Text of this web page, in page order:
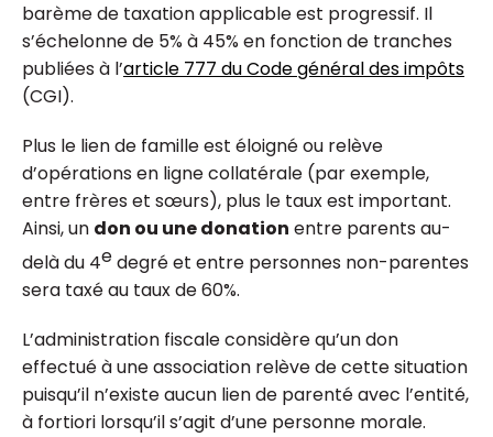
barème de taxation applicable est progressif. Il
s’échelonne de 5% à 45% en fonction de tranches
publiées à l’article 777 du Code général des impôts
(CGI).
Plus le lien de famille est éloigné ou relève
d’opérations en ligne collatérale (par exemple,
entre frères et sœurs), plus le taux est important.
Ainsi, un don ou une donation entre parents au-
delà du 4edegré et entre personnes non-parentes
sera taxé au taux de 60%.
L’administration fiscale considère qu’un don
effectué à une association relève de cette situation
puisqu’il n’existe aucun lien de parenté avec l’entité,
à fortiori lorsqu’il s’agit d’une personne morale.